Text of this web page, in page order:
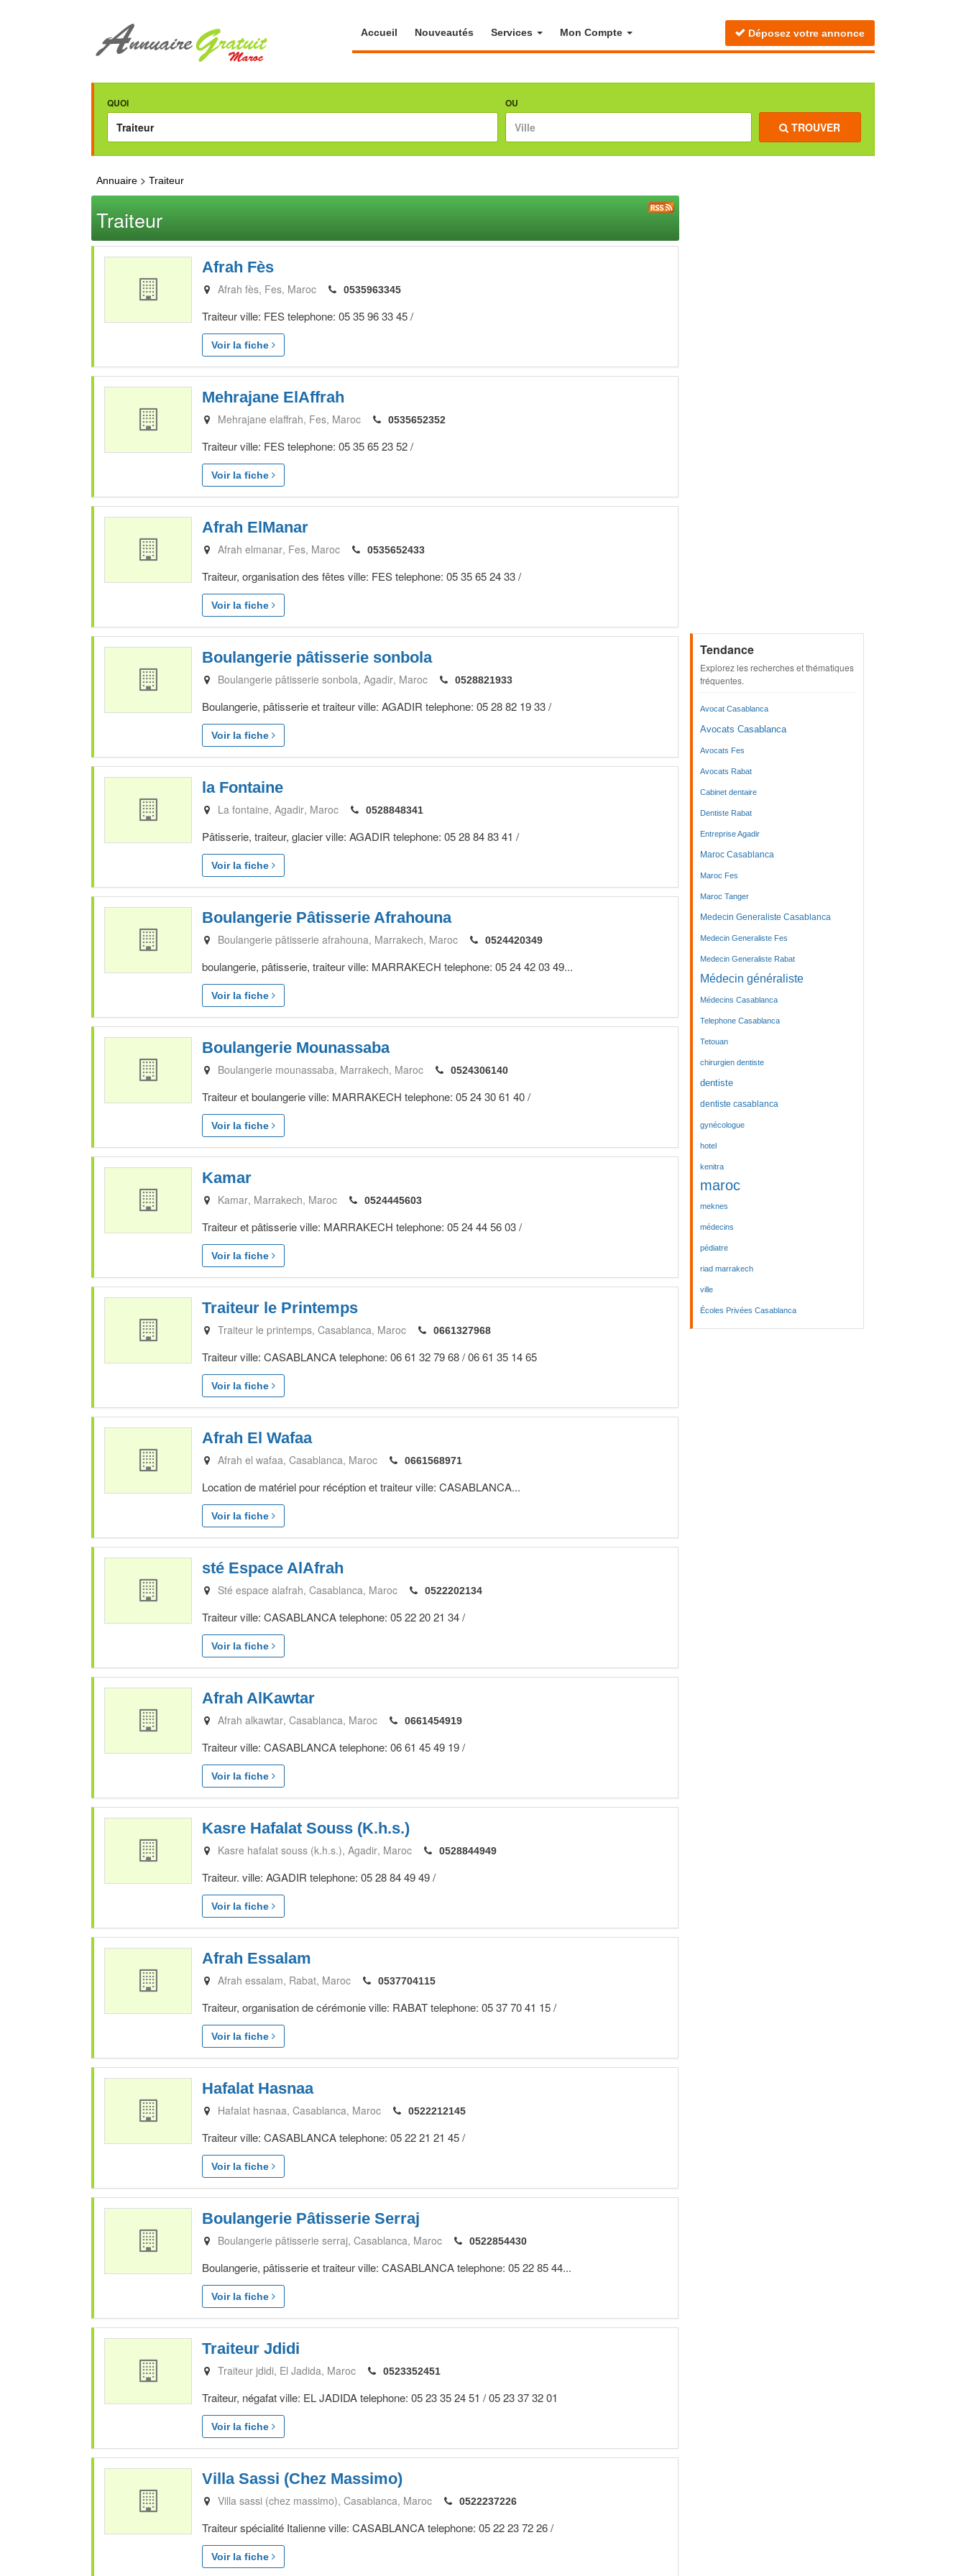
Accueil Nouveautés Services Mon Compte Déposez votre annonce
QUOI OU
TROUVER
Annuaire > Traiteur
Traiteur
Afrah Fès
Afrah fès Fes Maroc 0535963345
Traiteur ville: FES telephone: 05 35 96 33 45 /
Voir la fiche
Mehrajane ElAffrah
Mehrajane elaffrah Fes Maroc 0535652352
Traiteur ville: FES telephone: 05 35 65 23 52 /
Voir la fiche
Afrah ElManar
Afrah elmanar Fes Maroc 0535652433
Traiteur, organisation des fêtes ville: FES telephone: 05 35 65 24 33 /
Voir la fiche
Boulangerie pâtisserie sonbola
Boulangerie pâtisserie sonbola Agadir Maroc 0528821933
Boulangerie, pâtisserie et traiteur ville: AGADIR telephone: 05 28 82 19 33 /
Voir la fiche
la Fontaine
La fontaine Agadir Maroc 0528848341
Pâtisserie, traiteur, glacier ville: AGADIR telephone: 05 28 84 83 41 /
Voir la fiche
Boulangerie Pâtisserie Afrahouna
Boulangerie pâtisserie afrahouna Marrakech Maroc 0524420349
boulangerie, pâtisserie, traiteur ville: MARRAKECH telephone: 05 24 42 03 49...
Voir la fiche
Boulangerie Mounassaba
Boulangerie mounassaba Marrakech Maroc 0524306140
Traiteur et boulangerie ville: MARRAKECH telephone: 05 24 30 61 40 /
Voir la fiche
Kamar
Kamar Marrakech Maroc 0524445603
Traiteur et pâtisserie ville: MARRAKECH telephone: 05 24 44 56 03 /
Voir la fiche
Traiteur le Printemps
Traiteur le printemps Casablanca Maroc 0661327968
Traiteur ville: CASABLANCA telephone: 06 61 32 79 68 / 06 61 35 14 65
Voir la fiche
Afrah El Wafaa
Afrah el wafaa Casablanca Maroc 0661568971
Location de matériel pour récéption et traiteur ville: CASABLANCA...
Voir la fiche
sté Espace AlAfrah
Sté espace alafrah Casablanca Maroc 0522202134
Traiteur ville: CASABLANCA telephone: 05 22 20 21 34 /
Voir la fiche
Afrah AlKawtar
Afrah alkawtar Casablanca Maroc 0661454919
Traiteur ville: CASABLANCA telephone: 06 61 45 49 19 /
Voir la fiche
Kasre Hafalat Souss (K.h.s.)
Kasre hafalat souss (k.h.s.) Agadir Maroc 0528844949
Traiteur. ville: AGADIR telephone: 05 28 84 49 49 /
Voir la fiche
Afrah Essalam
Afrah essalam Rabat Maroc 0537704115
Traiteur, organisation de cérémonie ville: RABAT telephone: 05 37 70 41 15 /
Voir la fiche
Hafalat Hasnaa
Hafalat hasnaa Casablanca Maroc 0522212145
Traiteur ville: CASABLANCA telephone: 05 22 21 21 45 /
Voir la fiche
Boulangerie Pâtisserie Serraj
Boulangerie pâtisserie serraj Casablanca Maroc 0522854430
Boulangerie, pâtisserie et traiteur ville: CASABLANCA telephone: 05 22 85 44...
Voir la fiche
Traiteur Jdidi
Traiteur jdidi El Jadida Maroc 0523352451
Traiteur, négafat ville: EL JADIDA telephone: 05 23 35 24 51 / 05 23 37 32 01
Voir la fiche
Villa Sassi (Chez Massimo)
Villa sassi (chez massimo) Casablanca Maroc 0522237226
Traiteur spécialité Italienne ville: CASABLANCA telephone: 05 22 23 72 26 /
Voir la fiche
Tendance
Explorez les recherches et thématiques
fréquentes.
Avocat Casablanca
Avocats Casablanca
Avocats Fes
Avocats Rabat
Cabinet dentaire
Dentiste Rabat
Entreprise Agadir
Maroc Casablanca
Maroc Fes
Maroc Tanger
Medecin Generaliste Casablanca
Medecin Generaliste Fes
Medecin Generaliste Rabat
Médecin généraliste
Médecins Casablanca
Telephone Casablanca
Tetouan
chirurgien dentiste
dentiste
dentiste casablanca
gynécologue
hotel
kenitra
maroc
meknes
médecins
pédiatre
riad marrakech
ville
Écoles Privées Casablanca